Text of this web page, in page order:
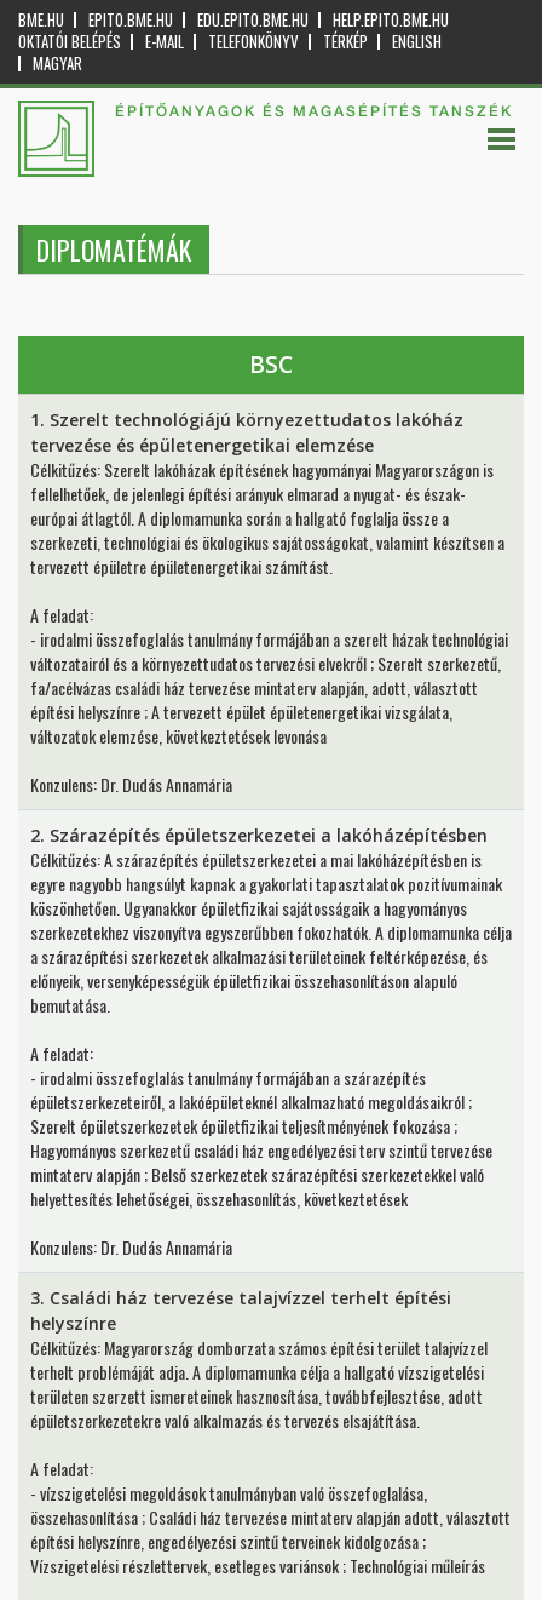
BME.HU EPITO.BME.HU EDU.EPITO.BME.HU
HELP.EPITO.BME.HU
OKTATÓI BELÉPÉS
E-MAIL TELEFONKÖNYV TÉRKÉP
ENGLISH
MAGYAR
ÉPÍTŐANYAGOK ÉS MAGASÉPÍTÉS TANSZÉK
DIPLOMATÉMÁK
BSC
1. Szerelt technológiájú környezettudatos lakóház
tervezése és épületenergetikai elemzése
Célkitűzés: Szerelt lakóházak építésének hagyományai Magyarországon is
fellelhetőek, de jelenlegi építési arányuk elmarad a nyugat- és észak-
európai átlagtól. A diplomamunka során a hallgató foglalja össze a
szerkezeti, technológiai és ökologikus sajátosságokat, valamint készítsen a
tervezett épületre épületenergetikai számítást.
A feladat:
- irodalmi összefoglalás tanulmány formájában a szerelt házak technológiai
változatairól és a környezettudatos tervezési elvekről ; Szerelt szerkezetű,
fa/acélvázas családi ház tervezése mintaterv alapján, adott, választott
építési helyszínre ; A tervezett épület épületenergetikai vizsgálata,
változatok elemzése, következtetések levonása
Konzulens: Dr. Dudás Annamária
2. Szárazépítés épületszerkezetei a lakóházépítésben
Célkitűzés: A szárazépítés épületszerkezetei a mai lakóházépítésben is
egyre nagyobb hangsúlyt kapnak a gyakorlati tapasztalatok pozitívumainak
köszönhetően. Ugyanakkor épületfizikai sajátosságaik a hagyományos
szerkezetekhez viszonyítva egyszerűbben fokozhatók. A diplomamunka célja
a szárazépítési szerkezetek alkalmazási területeinek feltérképezése, és
előnyeik, versenyképességük épületfizikai összehasonlításon alapuló
bemutatása.
A feladat:
- irodalmi összefoglalás tanulmány formájában a szárazépítés
épületszerkezeteiről, a lakóépületeknél alkalmazható megoldásaikról ;
Szerelt épületszerkezetek épületfizikai teljesítményének fokozása ;
Hagyományos szerkezetű családi ház engedélyezési terv szintű tervezése
mintaterv alapján ; Belső szerkezetek szárazépítési szerkezetekkel való
helyettesítés lehetőségei, összehasonlítás, következtetések
Konzulens: Dr. Dudás Annamária
3. Családi ház tervezése talajvízzel terhelt építési
helyszínre
Célkitűzés: Magyarország domborzata számos építési terület talajvízzel
terhelt problémáját adja. A diplomamunka célja a hallgató vízszigetelési
területen szerzett ismereteinek hasznosítása, továbbfejlesztése, adott
épületszerkezetekre való alkalmazás és tervezés elsajátítása.
A feladat:
- vízszigetelési megoldások tanulmányban való összefoglalása,
összehasonlítása ; Családi ház tervezése mintaterv alapján adott, választott
építési helyszínre, engedélyezési szintű terveinek kidolgozása ;
Vízszigetelési részlettervek, esetleges variánsok ; Technológiai műleírás